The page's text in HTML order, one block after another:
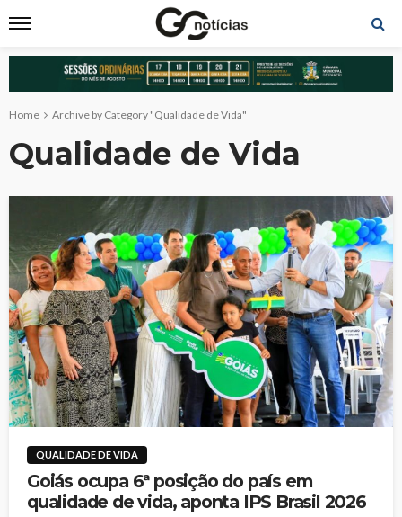
Home Archive by Category "Qualidade de Vida"
Qualidade de Vida
QUALIDADE DE VIDA
Goiás ocupa 6ª posição do país em
qualidade de vida, aponta IPS Brasil 2026